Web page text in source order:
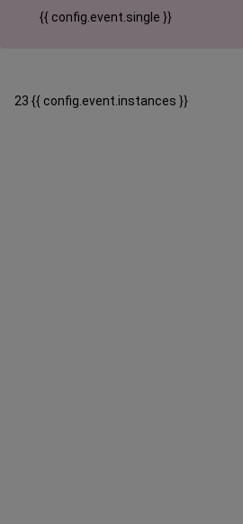
{{ config.event.single }}
23 {{ config.event.instances }}